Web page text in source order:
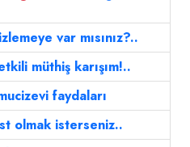
var mısınız?..
müthiş karışım!..
faydaları
olmak isterseniz..